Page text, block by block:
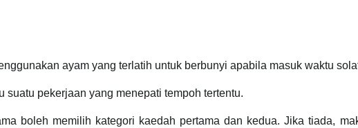
ayam yang terlatih untuk berbunyi apabila masuk waktu
pekerjaan yang menepati tempoh tertentu.
boleh memilih kategori kaedah pertama dan kedua. Jika tiada,